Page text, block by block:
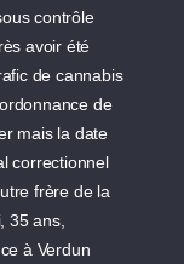
contrôle
avoir été
de cannabis
de
mais la date
correctionnel
frère de la
35 ans,
à Verdun